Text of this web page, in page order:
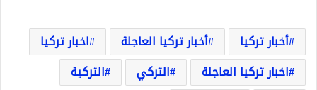
أخبار تركيا أخبار تركيا العاجلة
اخبار تركيا
اخبار تركيا العاجلة
التركي
التركية